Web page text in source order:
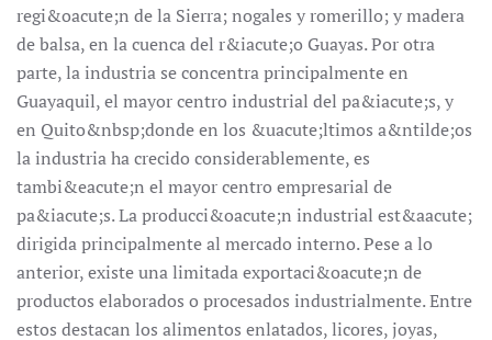
regi&oacute;n de la Sierra; nogales y romerillo; y madera
de balsa, en la cuenca del r&iacute;o Guayas. Por otra
parte, la industria se concentra principalmente en
Guayaquil, el mayor centro industrial del pa&iacute;s, y
en Quito&nbsp;donde en los &uacute;ltimos a&ntilde;os
la industria ha crecido considerablemente, es
tambi&eacute;n el mayor centro empresarial de
pa&iacute;s. La producci&oacute;n industrial est&aacute;
dirigida principalmente al mercado interno. Pese a lo
anterior, existe una limitada exportaci&oacute;n de
productos elaborados o procesados industrialmente. Entre
estos destacan los alimentos enlatados, licores, joyas,